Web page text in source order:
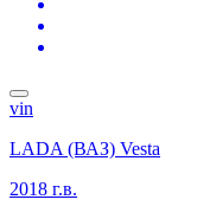
vin
LADA (ВАЗ) Vesta
2018 г.в.